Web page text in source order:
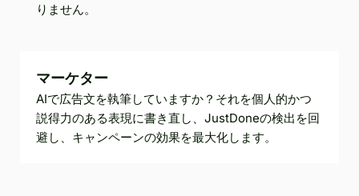
りません。
マーケター
AIで広告文を執筆していますか？それを個人的かつ
説得力のある表現に書き直し、JustDoneの検出を回
避し、キャンペーンの効果を最大化します。